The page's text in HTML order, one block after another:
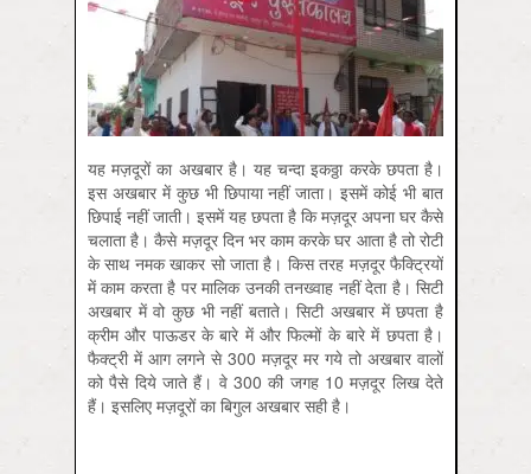
यह मज़दूरों का अखबार है। यह चन्दा इकठ्ठा करके छपता है।
इस अखबार में कुछ भी छिपाया नहीं जाता। इसमें कोई भी बात
छिपाई नहीं जाती। इसमें यह छपता है कि मज़दूर अपना घर कैसे
चलाता है। कैसे मज़दूर दिन भर काम करके घर आता है तो रोटी
के साथ नमक खाकर सो जाता है। किस तरह मज़दूर फैक्ट्रियों
में काम करता है पर मालिक उनकी तनख्वाह नहीं देता है। सिटी
अखबार में वो कुछ भी नहीं बताते। सिटी अखबार में छपता है
क्रीम और पाऊडर के बारे में और फिल्मों के बारे में छपता है।
फैक्ट्री में आग लगने से 300 मज़दूर मर गये तो अखबार वालों
को पैसे दिये जाते हैं। वे 300 की जगह 10 मज़दूर लिख देते
हैं। इसलिए मज़दूरों का बिगुल अखबार सही है।